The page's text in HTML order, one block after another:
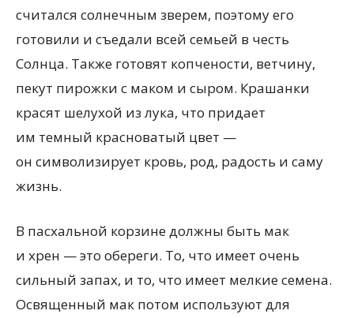
считался солнечным зверем, поэтому его
готовили и съедали всей семьей в честь
Солнца. Также готовят копчености, ветчину,
пекут пирожки с маком и сыром. Крашанки
красят шелухой из лука, что придает
им темный красноватый цвет —
он символизирует кровь, род, радость и саму
жизнь.
В пасхальной корзине должны быть мак
и хрен — это обереги. То, что имеет очень
сильный запах, и то, что имеет мелкие семена.
Освященный мак потом используют для